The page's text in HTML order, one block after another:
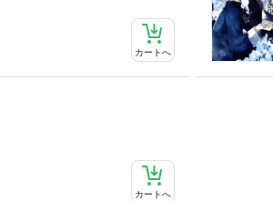
カートへ
カートへ